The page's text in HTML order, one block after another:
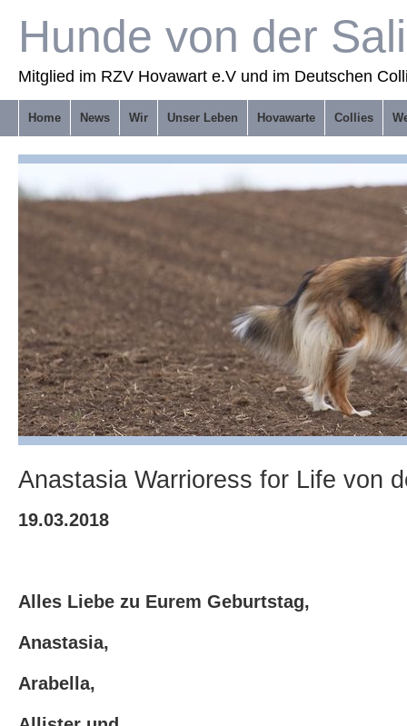
Hunde von der
Mitglied im RZV Hovawart e.V und im Deutschen
Home News Wir Unser Leben Hovawarte Collies
Anastasia Warrioress for Life von
19.03.2018
Alles Liebe zu Eurem Geburtstag,
Anastasia,
Arabella,